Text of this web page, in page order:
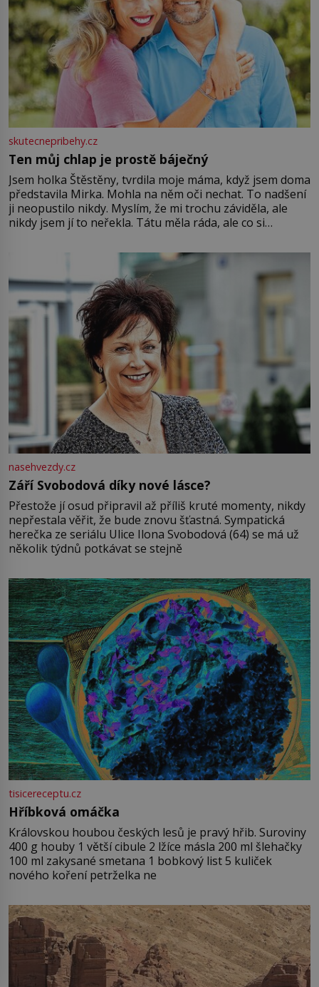
skutecnepribehy.cz
Ten můj chlap je prostě báječný
Jsem holka Štěstěny, tvrdila moje máma, když jsem doma
představila Mirka. Mohla na něm oči nechat. To nadšení
ji neopustilo nikdy. Myslím, že mi trochu záviděla, ale
nikdy jsem jí to neřekla. Tátu měla ráda, ale co si
Jsme spolu moc rádi Tehdy byla jiná doba, když
nasehvezdy.cz
Září Svobodová díky nové lásce?
Přestože jí osud připravil až příliš kruté momenty, nikdy
nepřestala věřit, že bude znovu šťastná. Sympatická
herečka ze seriálu Ulice Ilona Svobodová (64) se má už
několik týdnů potkávat se stejně
tisicereceptu.cz
Hříbková omáčka
Královskou houbou českých lesů je pravý hřib. Suroviny
400 g houby 1 větší cibule 2 lžíce másla 200 ml šlehačky
100 ml zakysané smetana 1 bobkový list 5 kuliček
nového koření petrželka ne